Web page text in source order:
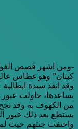
-ومن اشهر قصص
كينان” وهو غطاس
وقد انقذ سيدة
يساعدها، حاولت
من الكهوف به وقد نجح
يستطع بعد ذلك عبور
واختفت جثثهم حيث لم